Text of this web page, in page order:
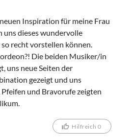
Inspiration für meine Frau
uns dieses wundervolle
recht vorstellen können.
Die beiden Musiker/in
uns neue Seiten der
gezeigt und uns
und Bravorufe zeigten
Hilfreich 0